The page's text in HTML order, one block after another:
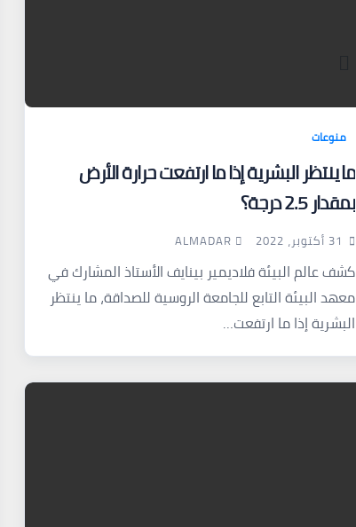
منوعات
ما ينتظر البشرية إذا ما ارتفعت حرارة الأرض
بمقدار 2.5 درجة؟
31 أكتوبر، 2022 ALMADAR
كشف عالم البيئة فلاديمير بينايف الأستاذ المشارك في
معهد البيئة التابع للجامعة الروسية للصداقة، ما ينتظر
البشرية إذا ما ارتفعت…